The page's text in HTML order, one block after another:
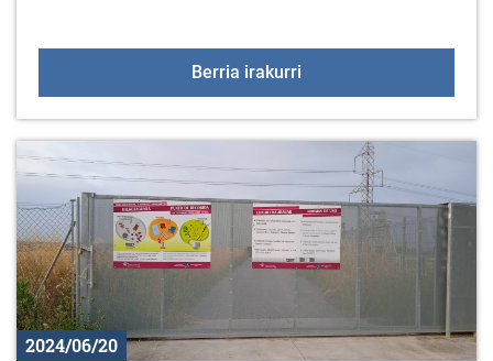
Berria irakurri
2024/06/20